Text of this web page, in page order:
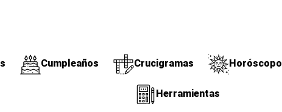
Cumpleaños Crucigramas Horóscopo
Herramientas